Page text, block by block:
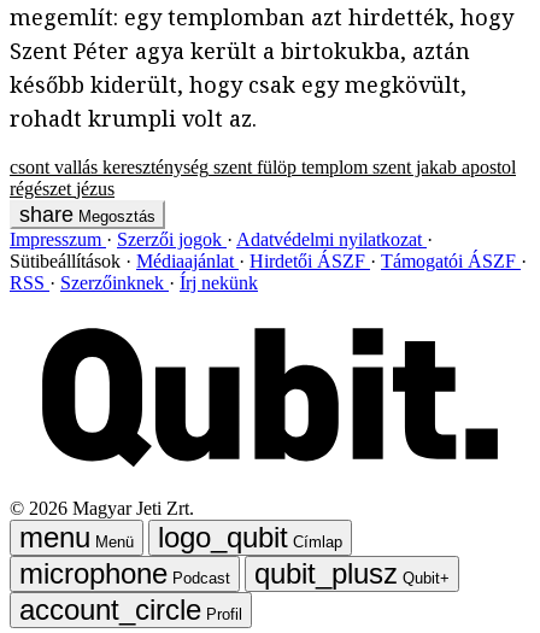
megemlít: egy templomban azt hirdették, hogy
Szent Péter agya került a birtokukba, aztán
később kiderült, hogy csak egy megkövült,
rohadt krumpli volt az.
csont vallás kereszténység szent fülöp templom szent jakab apostol
régészet jézus
Megosztás
Impresszum Szerzői jogok
Adatvédelmi nyilatkozat
Sütibeállítások
Médiaajánlat Hirdetői ÁSZF
Támogatói ÁSZF
RSS
Szerzőinknek Írj nekünk
© 2026 Magyar Jeti Zrt.
Menü
Címlap
Podcast
Qubit+
Profil